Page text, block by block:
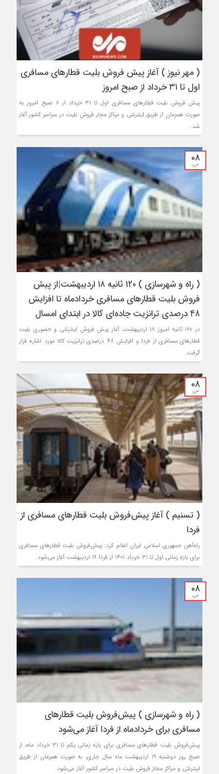
( مهر نیوز ) آغاز پیش فروش بلیت قطارهای مسافری
اول تا ۳۱ خرداد از صبح امروز
پیش فروش بلیت قطارهای مسافری اول تا ۳۱ خرداد از ۸ صبح امروز به
صورت همزمان از طریق اینترنتی و مراکز مجار فروش بلیت در سراسر کشور آغاز
شد.
08
می
( راه و شهرسازی ) ۱۲۰ ثانیه ۱۸ اردیبهشت|از پیش
فروش بلیت قطارهای مسافری خردادماه تا افزایش
۴۸ درصدی ترانزیت جاده‌ای کالا در ابتدای امسال
در ۱۲۰ ثانیه امروز ۱۸ اردیبهشت، آغاز پیش فروش اینترنتی و حضوری بلیت
قطارهای مسافری از فردا و افزایش ۴۸ درصدی ترانزیت کالا مورد اشاره قرار
گرفت.
08
می
( تسنیم ) آغاز پیش‌فروش بلیت قطارهای مسافری از
فردا
راه‌آهن جمهوری اسلامی ایران اعلام کرد: پیش‌فروش بلیت قطارهای مسافری
برای بازه زمانی اول تا ۳۱ خرداد ۱۴۰۱ از فردا ۱۹ اردیبهشت آغاز می‌شود.
08
می
( راه و شهرسازی ) پیش‌فروش بلیت قطارهای
مسافری برای خردادماه از فردا آغاز می‌شود
پیش‌فروش بلیت قطارهای مسافری برای بازه زمانی یکم تا ۳۱ خرداد ماه، از
صبح روز دوشنبه ۱۹ اردیبهشت ماه سال جاری، به صورت همزمان از طریق
اینترنتی و مراکز مجاز فروش بلیت در سراسر کشور آغاز می‌شود.